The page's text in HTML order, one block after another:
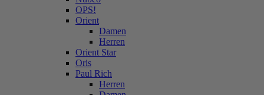
OPS!
Orient
Damen
Herren
Orient Star
Oris
Paul Rich
Herren